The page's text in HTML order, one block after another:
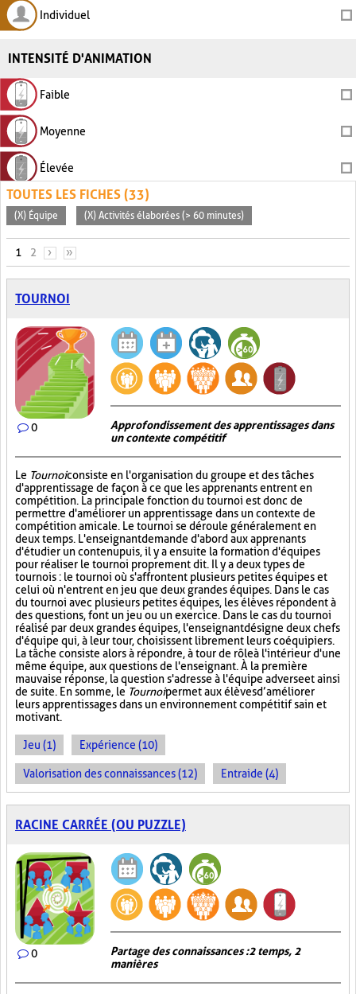
Individuel
INTENSITÉ D'ANIMATION
Faible
Moyenne
Élevée
TOUTES LES FICHES (33)
(X) Équipe (X) Activités élaborées (> 60 minutes)
PAGES
1 2 › »
TOURNOI
0
Approfondissement des apprentissages dans
un contexte compétitif
Le Tournoiconsiste en l'organisation du groupe et des tâches
d'apprentissage de façon à ce que les apprenants entrent en
compétition. La principale fonction du tournoi est donc de
permettre d'améliorer un apprentissage dans un contexte de
compétition amicale. Le tournoi se déroule généralement en
deux temps. L'enseignant demande d'abord aux apprenants
d'étudier un contenu puis, il y a ensuite la formation d'équipes
pour réaliser le tournoi proprement dit. Il y a deux types de
tournois : le tournoi où s'affrontent plusieurs petites équipes et
celui où n'entrent en jeu que deux grandes équipes. Dans le cas
du tournoi avec plusieurs petites équipes, les élèves répondent à
des questions, font un jeu ou un exercice. Dans le cas du tournoi
réalisé par deux grandes équipes, l'enseignant désigne deux chefs
d'équipe qui, à leur tour, choisissent librement leurs coéquipiers.
La tâche consiste alors à répondre, à tour de rôle à l'intérieur d'une
même équipe, aux questions de l'enseignant. À la première
mauvaise réponse, la question s'adresse à l'équipe adverse et ainsi
de suite. En somme, le Tournoipermet aux élèves d’améliorer
leurs apprentissages dans un environnement compétitif sain et
motivant.
Jeu (1) Expérience (10)
Valorisation des connaissances (12) Entraide (4)
RACINE CARRÉE (OU PUZZLE)
0
Partage des connaissances : 2 temps, 2
manières